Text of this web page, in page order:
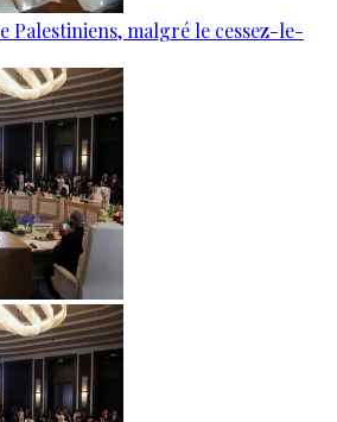
Palestiniens, malgré le cessez-le-